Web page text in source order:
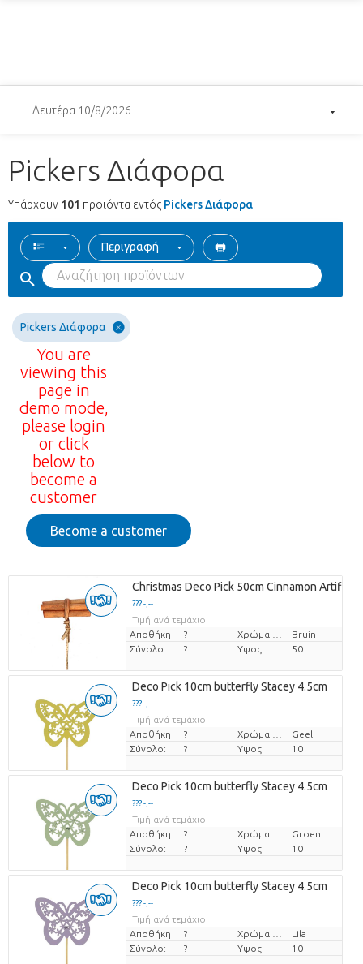
Δευτέρα 10/8/2026
Pickers Διάφορα
Υπάρχουν 101 προϊόντα εντός Pickers Διάφορα
Περιγραφή
Pickers Διάφορα
You are
viewing this
page in
demo mode,
please login
or click
below to
become a
customer
Become a customer
Christmas Deco Pick 50cm Cinnamon
??? -,--
Τιμή ανά τεμάχιο
Αποθήκη
?
Bruin
Σύνολο:
? Υψος 50
Deco Pick 10cm butterfly Stacey 4.5cm
??? -,--
Τιμή ανά τεμάχιο
Αποθήκη
?
Geel
Σύνολο:
? Υψος 10
Deco Pick 10cm butterfly Stacey 4.5cm
??? -,--
Τιμή ανά τεμάχιο
Αποθήκη
?
Groen
Σύνολο:
? Υψος 10
Deco Pick 10cm butterfly Stacey 4.5cm
??? -,--
Τιμή ανά τεμάχιο
Αποθήκη
?
Lila
Σύνολο:
? Υψος 10